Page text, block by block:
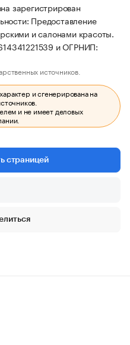
зарегистрирован
Предоставление
и салонами красоты.
и ОГРНИП:
источников.
и сгенерирована на
и не имеет деловых
страницей